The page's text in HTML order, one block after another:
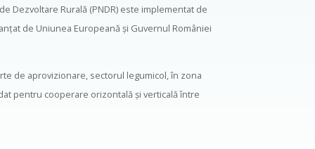
Dezvoltare Rurală (PNDR) este implementat de
de Uniunea Europeană şi Guvernul României
de aprovizionare, sectorul legumicol, în zona
pentru cooperare orizontală şi verticală între